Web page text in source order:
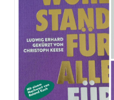
Verlag
Erschienen!